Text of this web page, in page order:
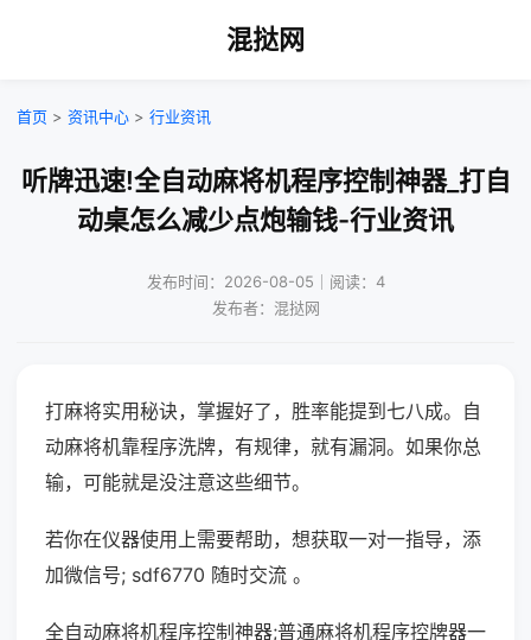
混挞网
首页 > 资讯中心 > 行业资讯
听牌迅速!全自动麻将机程序控制神器_打自
动桌怎么减少点炮输钱-行业资讯
发布时间：2026-08-05｜阅读：4
发布者：混挞网
打麻将实用秘诀，掌握好了，胜率能提到七八成。自
动麻将机靠程序洗牌，有规律，就有漏洞。如果你总
输，可能就是没注意这些细节。
若你在仪器使用上需要帮助，想获取一对一指导，添
加微信号; sdf6770 随时交流 。
全自动麻将机程序控制神器;普通麻将机程序控牌器一